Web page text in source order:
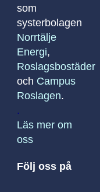
som
systerbolagen
Norrtälje
Energi,
Roslagsbostäder
och Campus
Roslagen.
.
Läs mer om
oss
Följ oss på